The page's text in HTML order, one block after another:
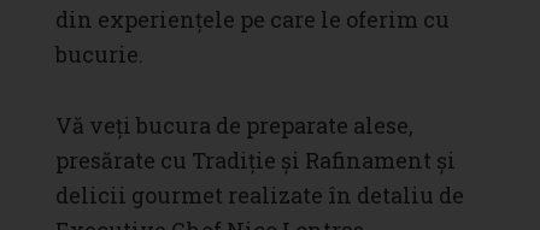
din experiențele pe care le oferim cu
bucurie.
Vă veți bucura de preparate alese,
presărate cu Tradiție și Rafinament și
delicii gourmet realizate în detaliu de